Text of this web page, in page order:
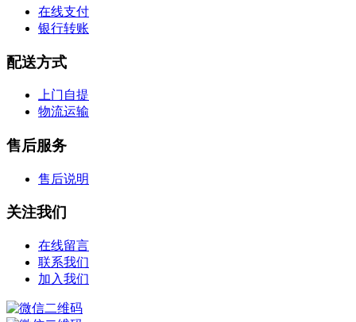
在线支付
银行转账
配送方式
上门自提
物流运输
售后服务
售后说明
关注我们
在线留言
联系我们
加入我们